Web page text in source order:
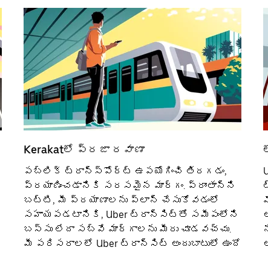
Kerakatలో ప్రజా రవాణా
పబ్లిక్ ట్రాన్స్‌పోర్ట్‌ ఉపయోగించి తిరగడం,
ప్రయాణించడానికి సరసమైన మార్గం. ప్రాంతాన్ని
బట్టి, మీ ప్రయాణాలను ప్లాన్ చేసుకోవడంలో
సహాయపడటానికి, Uber ట్రాన్సిట్‌తో సమీపంలోని
బస్సు లేదా సబ్‌వే మార్గాలను మీరు చూడవచ్చు.
మీ పరిసరాలలో Uber ట్రాన్సిట్ అందుబాటులో ఉందో